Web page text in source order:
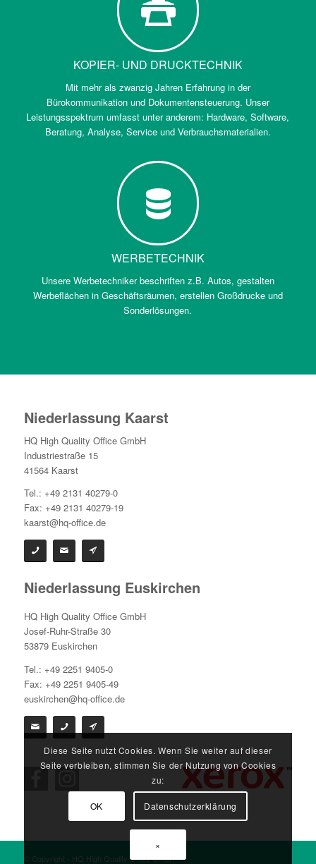
KOPIER- UND DRUCKTECHNIK
Mit mehr als zwanzig Jahren Erfahrung in der
Bürokommunikation und Dokumentensteuerung. Unser
Leistungsspektrum umfasst unter anderem: Hardware, Software,
Beratung, Analyse, Service und Verbrauchsmaterialien.
WERBETECHNIK
Unsere Werbetechniker beschriften z.B. Autos, gestalten
Werbeflächen in Geschäftsräumen, erstellen Großdrucke und
Sonderlösungen.
Niederlassung Kaarst
HQ High Quality Office GmbH
Industriestraße 15
41564 Kaarst
Tel.: +49 2131 40279-0
Fax: +49 2131 40279-19
kaarst@hq-office.de
Niederlassung Euskirchen
HQ High Quality Office GmbH
Josef-Ruhr-Straße 30
53879 Euskirchen
Tel.: +49 2251 9405-0
Fax: +49 2251 9405-49
euskirchen@hq-office.de
© Copyright - HQ High Quality Office GmbH
Diese Seite nutzt Cookies. Wenn Sie weiter auf dieser
Seite verbleiben, stimmen Sie der Nutzung von Cookies
zu:
OK Datenschutzerklärung
×